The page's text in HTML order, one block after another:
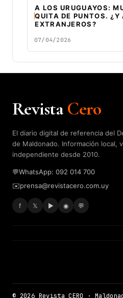
A LOS URUGUAYOS:
QUITA DE PUNTOS. ¿Y
EXTRANJEROS?
07/04/2026
RevistaCero
El diario digital de referencia del
de Maldonado. Información local,
independiente desde 2010.
💬WhatsApp: 092 014 700
✉️prensa@revistacero.com.uy
f 𝕏 ▶ ◉ 💬
© 2026 Revista CERO ·